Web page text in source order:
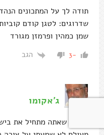
תודה לך על המתכונים
שדרוגים: לטגן קודם
שמן כמהין ופרמזן מגורד
-3 הגב
ג'אקומו
הבנתי שאתה מתחיל את